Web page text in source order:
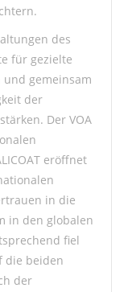
des
für gezielte
gemeinsam
der
Der VOA
eröffnet
in die
in den globalen
fiel
die beiden
der